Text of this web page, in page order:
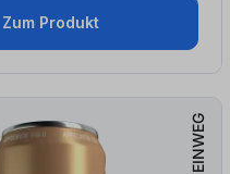
Zum Produkt
EINWEG